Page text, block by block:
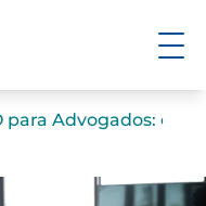
para Advogados: o